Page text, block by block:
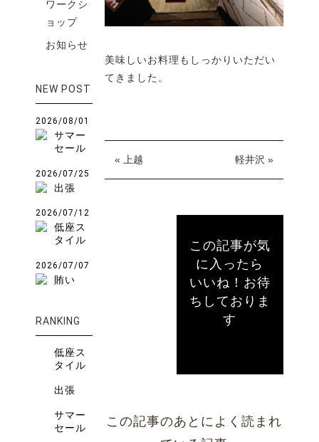
美味しいお料理もしっかりいただい
てきました。
« 上越 軽井沢 »
この記事が気
に入ったら
いいね！お待
ちしておりま
す
この記事のあとによく読まれ
ワークシ
ョップ
お知らせ
NEW POST
2026/08/01
サマー
セール
2026/07/25
出張
2026/07/12
低座ス
タイル
2026/07/07
賄い
RANKING
低座ス
タイル
出張
サマー
セール